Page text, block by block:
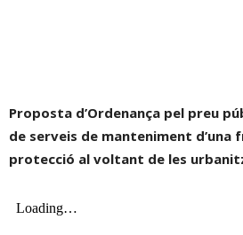
Proposta d’Ordenança pel preu
de serveis de manteniment
protecció al voltant de les